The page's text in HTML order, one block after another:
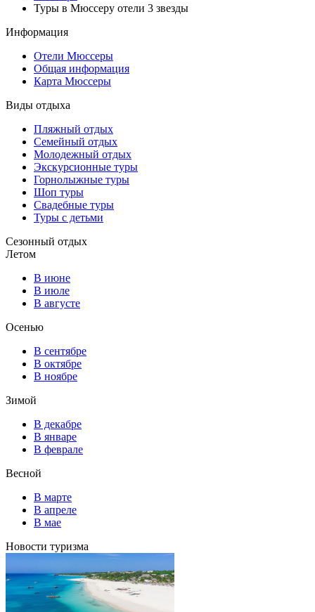
Туры в Мюссеру отели 3 звезды
Информация
Отели Мюссеры
Общая информация
Карта Мюссеры
Виды отдыха
Пляжный отдых
Семейный отдых
Молодежный отдых
Экскурсионные туры
Горнолыжные туры
Шоп туры
Свадебные туры
Туры с детьми
Сезонный отдых
Летом
В июне
В июле
В августе
Осенью
В сентябре
В октябре
В ноябре
Зимой
В декабре
В январе
В феврале
Весной
В марте
В апреле
В мае
Новости туризма